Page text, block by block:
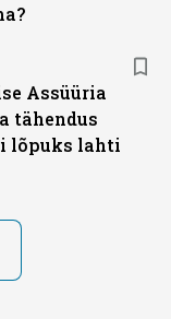
Assüüria
tähendus
lõpuks lahti